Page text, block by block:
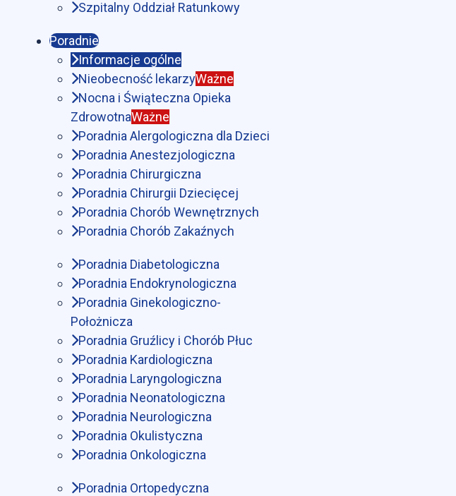
Szpitalny Oddział Ratunkowy
Poradnie
Informacje ogólne
Nieobecność lekarzyWażne
Nocna i Świąteczna Opieka
ZdrowotnaWażne
Poradnia Alergologiczna dla Dzieci
Poradnia Anestezjologiczna
Poradnia Chirurgiczna
Poradnia Chirurgii Dziecięcej
Poradnia Chorób Wewnętrznych
Poradnia Chorób Zakaźnych
Poradnia Diabetologiczna
Poradnia Endokrynologiczna
Poradnia Ginekologiczno-
Położnicza
Poradnia Gruźlicy i Chorób Płuc
Poradnia Kardiologiczna
Poradnia Laryngologiczna
Poradnia Neonatologiczna
Poradnia Neurologiczna
Poradnia Okulistyczna
Poradnia Onkologiczna
Poradnia Ortopedyczna